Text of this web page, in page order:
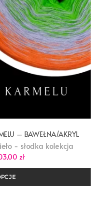
– BAWEŁNA/AKRYL
- słodka kolekcja
złZakres
od
do